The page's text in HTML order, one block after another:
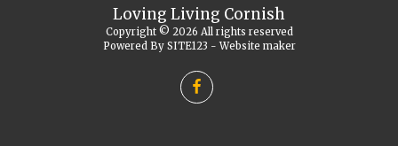
Loving Living Cornish
Copyright © 2026 All rights reserved
Powered By SITE123 -Website maker